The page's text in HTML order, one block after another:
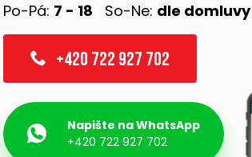
Po-Pá: 7 - 18 So-Ne: dle domluvy
+420 722 927 702
Napište na WhatsApp
+420 722 927 702